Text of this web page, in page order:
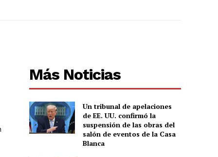
Más Noticias
Un tribunal de apelaciones
de EE. UU. confirmó la
suspensión de las obras del
salón de eventos de la Casa
Blanca